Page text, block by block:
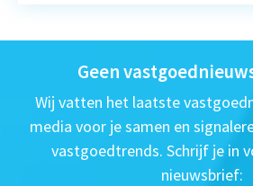
Geen
Wij vatten het laatste
media voor je samen en
vastgoedtrends. Schrijf je in
nieuwsbrief: